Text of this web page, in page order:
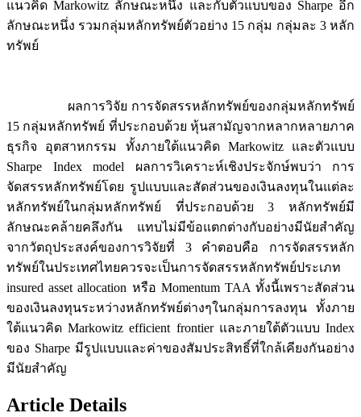
แนวคิด Markowitz ลักษณะหนึ่ง และกับตัวแบบของ Sharpe อีก
ลักษณะหนึ่ง รวมกลุ่มหลักทรัพย์ตัวอย่าง 15 กลุ่ม กลุ่มละ 3 หลัก
ทรัพย์
ผลการวิจัย การจัดสรรหลักทรัพย์ของกลุ่มหลักทรัพย์
15 กลุ่มหลักทรัพย์ ที่ประกอบด้วย หุ้นสามัญจากหลากหลายภาค
ธุรกิจ อุตสาหกรรม ทั้งภายใต้แนวคิด Markowitz และตัวแบบ
Sharpe Index model ผลการวิเคราะห์เชิงประจักษ์พบว่า การ
จัดสรรหลักทรัพย์โดย รูปแบบและสัดส่วนของเงินลงทุนในแต่ละ
หลักทรัพย์ในกลุ่มหลักทรัพย์ ที่ประกอบด้วย 3 หลักทรัพย์มี
ลักษณะคล้ายคลึงกัน แทบไม่มีข้อแตกต่างกับอย่างมีนัยสำคัญ
จากวัตถุประสงค์ของการวิจัยที่ 3 คำตอบคือ การจัดสรรหลัก
ทรัพย์ในประเทศไทยควรจะเป็นการจัดสรรหลักทรัพย์ประเภท
insured asset allocation หรือ Momentum TAA ทั้งนี้เพราะสัดส่วน
ของเงินลงทุนระหว่างหลักทรัพย์ต่างๆในกลุ่มการลงทุน ทั้งภาย
ใต้แนวคิด Markowitz efficient frontier และภายใต้ตัวแบบ Index
ของ Sharpe มีรูปแบบและค่าของสัมประสิทธิ์ที่ใกล้เคียงกันอย่าง
มีนัยสำคัญ
Article Details